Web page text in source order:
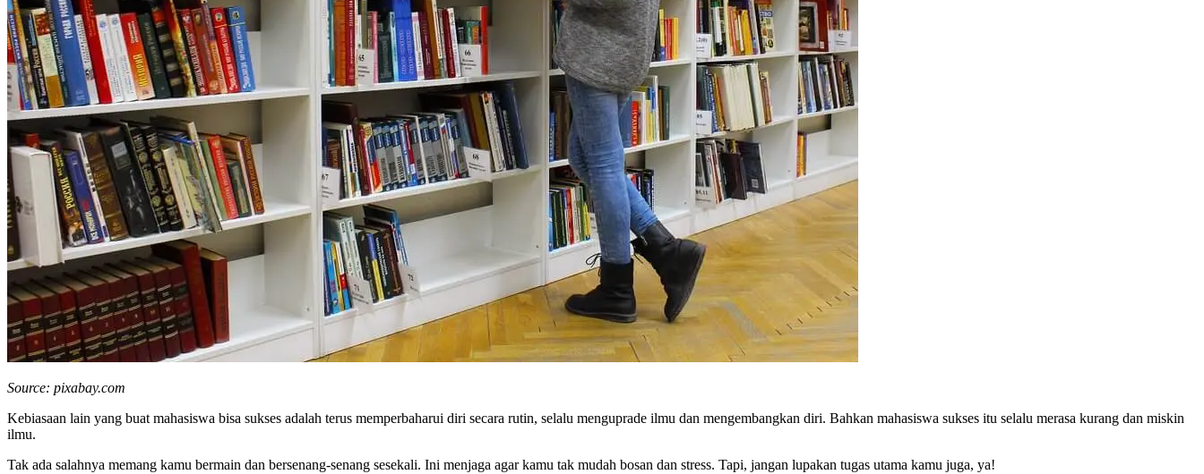
Source: pixabay.com
Kebiasaan lain yang buat mahasiswa bisa sukses adalah terus memperbaharui diri secara rutin, selalu menguprade ilmu dan mengembangkan diri. Bahkan mahasiswa sukses itu selalu merasa kurang dan miskin
ilmu.
Tak ada salahnya memang kamu bermain dan bersenang-senang sesekali. Ini menjaga agar kamu tak mudah bosan dan stress. Tapi, jangan lupakan tugas utama kamu juga, ya!